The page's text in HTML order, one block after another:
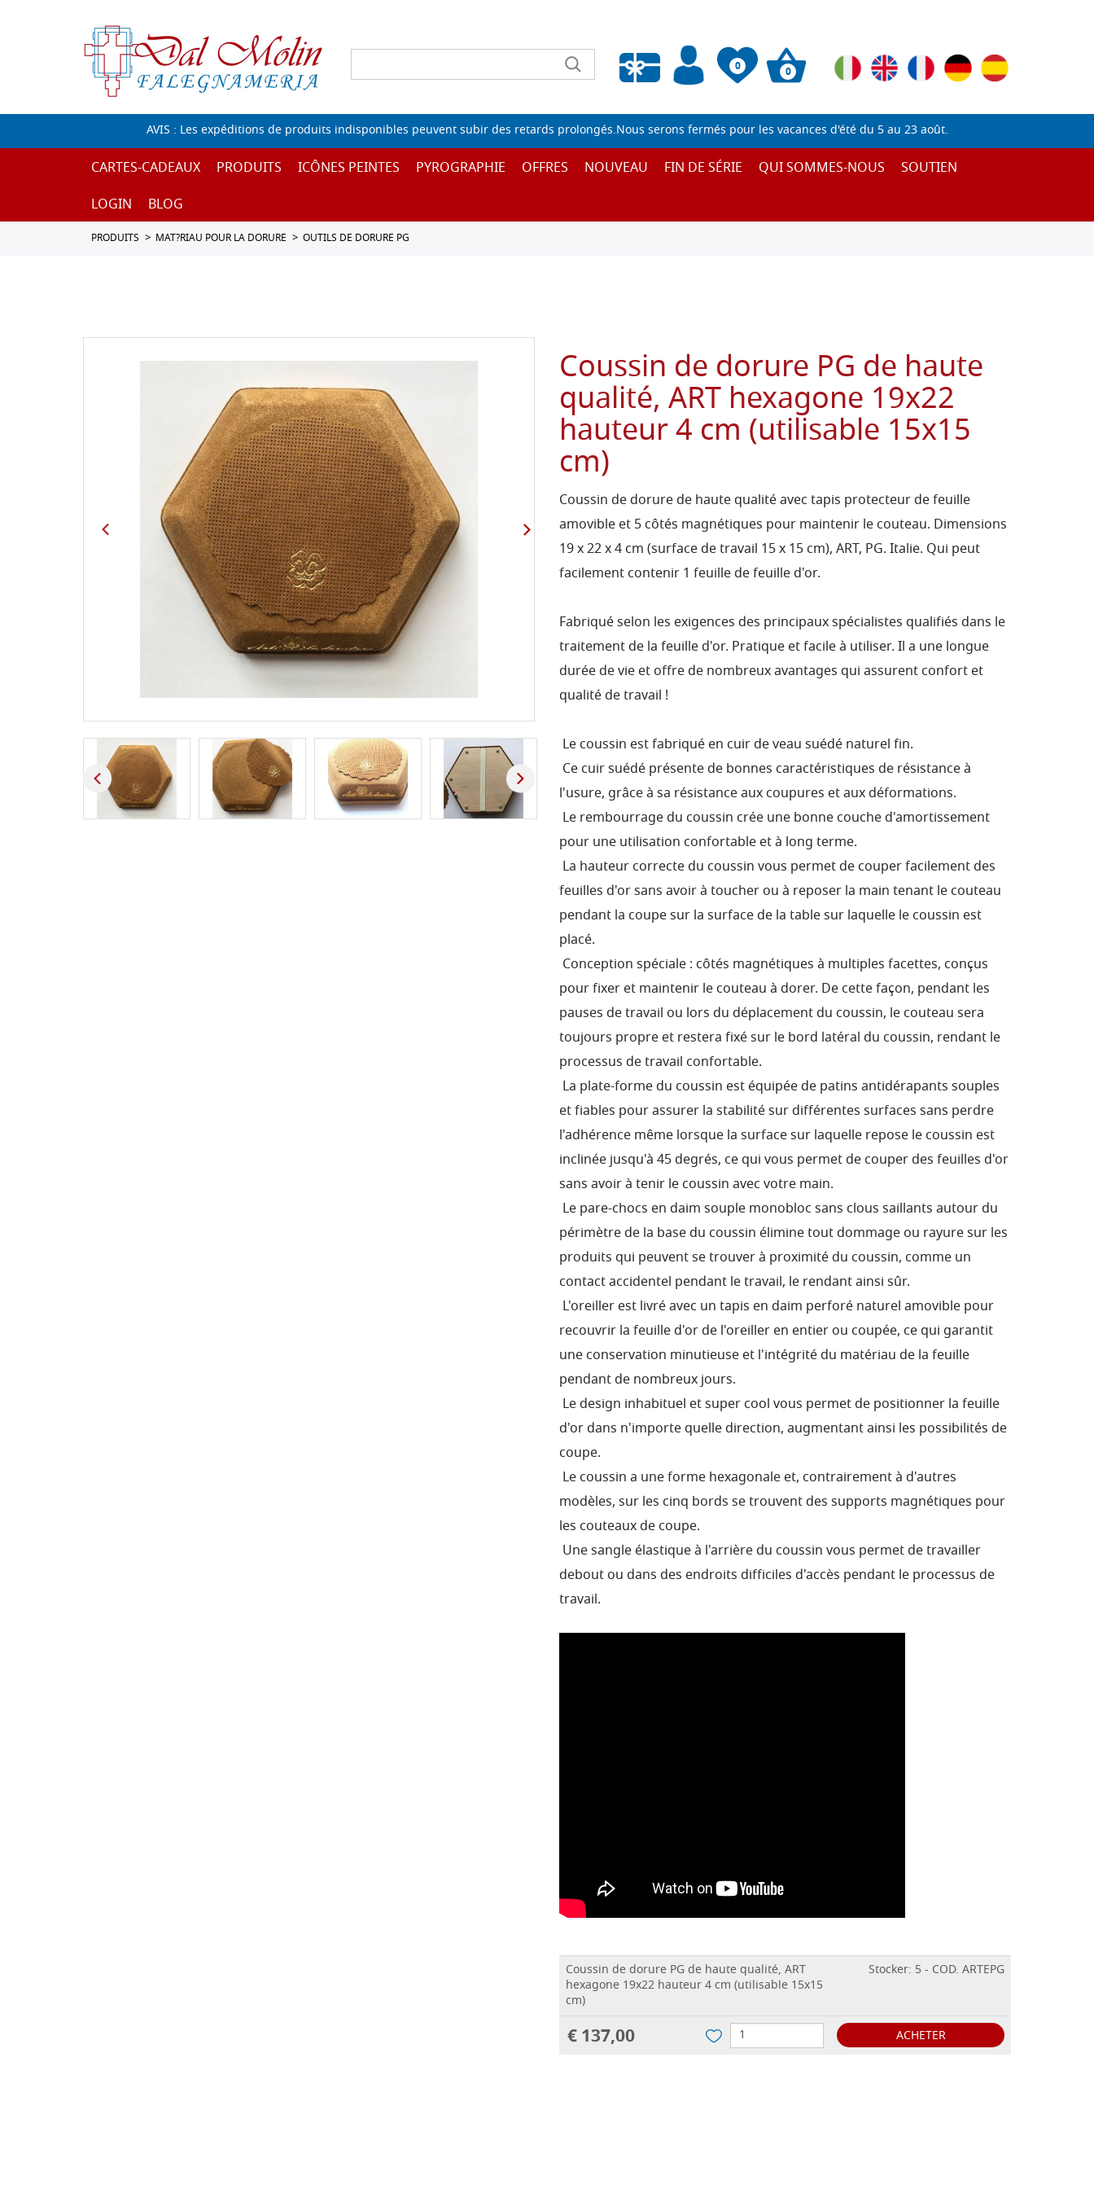
0
Liste de souhaits vide
0
AVIS : Les expéditions de produits indisponibles peuvent subir des retards prolongés.Nous serons fermés pour les vacances d'été du 5 au 23 août.
CARTES-CADEAUX PRODUITS ICÔNES PEINTES PYROGRAPHIE OFFRES NOUVEAU FIN DE SÉRIE QUI SOMMES-NOUS
SOUTIEN
LOGIN
BLOG
PRODUITS MAT?RIAU POUR LA DORURE OUTILS DE DORURE PG
Coussin de dorure PG de haute
qualité, ART hexagone 19x22
hauteur 4 cm (utilisable 15x15
cm)
Coussin de dorure de haute qualité avec tapis protecteur de feuille
amovible et 5 côtés magnétiques pour maintenir le couteau. Dimensions
19 x 22 x 4 cm (surface de travail 15 x 15 cm), ART, PG. Italie. Qui peut
facilement contenir 1 feuille de feuille d'or.
Fabriqué selon les exigences des principaux spécialistes qualifiés dans le
traitement de la feuille d'or. Pratique et facile à utiliser. Il a une longue
durée de vie et offre de nombreux avantages qui assurent confort et
qualité de travail !
Le coussin est fabriqué en cuir de veau suédé naturel fin.
Ce cuir suédé présente de bonnes caractéristiques de résistance à
l'usure, grâce à sa résistance aux coupures et aux déformations.
Le rembourrage du coussin crée une bonne couche d'amortissement
pour une utilisation confortable et à long terme.
La hauteur correcte du coussin vous permet de couper facilement des
feuilles d'or sans avoir à toucher ou à reposer la main tenant le couteau
pendant la coupe sur la surface de la table sur laquelle le coussin est
placé.
Conception spéciale : côtés magnétiques à multiples facettes, conçus
pour fixer et maintenir le couteau à dorer. De cette façon, pendant les
pauses de travail ou lors du déplacement du coussin, le couteau sera
toujours propre et restera fixé sur le bord latéral du coussin, rendant le
processus de travail confortable.
La plate-forme du coussin est équipée de patins antidérapants souples
et fiables pour assurer la stabilité sur différentes surfaces sans perdre
l'adhérence même lorsque la surface sur laquelle repose le coussin est
inclinée jusqu'à 45 degrés, ce qui vous permet de couper des feuilles d'or
sans avoir à tenir le coussin avec votre main.
Le pare-chocs en daim souple monobloc sans clous saillants autour du
périmètre de la base du coussin élimine tout dommage ou rayure sur les
produits qui peuvent se trouver à proximité du coussin, comme un
contact accidentel pendant le travail, le rendant ainsi sûr.
L'oreiller est livré avec un tapis en daim perforé naturel amovible pour
recouvrir la feuille d'or de l'oreiller en entier ou coupée, ce qui garantit
une conservation minutieuse et l'intégrité du matériau de la feuille
pendant de nombreux jours.
Le design inhabituel et super cool vous permet de positionner la feuille
d'or dans n'importe quelle direction, augmentant ainsi les possibilités de
coupe.
Le coussin a une forme hexagonale et, contrairement à d'autres
modèles, sur les cinq bords se trouvent des supports magnétiques pour
les couteaux de coupe.
Une sangle élastique à l'arrière du coussin vous permet de travailler
debout ou dans des endroits difficiles d'accès pendant le processus de
travail.
Coussin de dorure PG de haute qualité, ART
hexagone 19x22 hauteur 4 cm (utilisable 15x15
cm)
Stocker: 5 - COD. ARTEPG
€ 137,00 ACHETER